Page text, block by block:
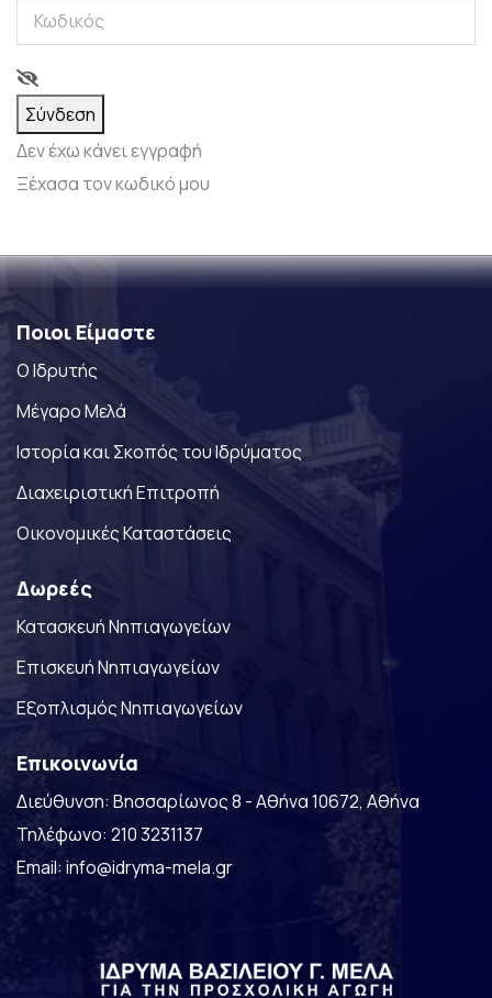
Σύνδεση
Δεν έχω κάνει εγγραφή
Ξέχασα τον κωδικό μου
Ποιοι Είμαστε
Ο Ιδρυτής
Μέγαρο Μελά
Ιστορία και Σκοπός του Ιδρύματος
Διαχειριστική Επιτροπή
Οικονομικές Καταστάσεις
Δωρεές
Κατασκευή Νηπιαγωγείων
Επισκευή Νηπιαγωγείων
Eξοπλισμός Νηπιαγωγείων
Επικοινωνία
Διεύθυνση: Βησσαρίωνος 8 - Αθήνα 10672, Αθήνα
Τηλέφωνο: 210 3231137
Email: info@idryma-mela.gr